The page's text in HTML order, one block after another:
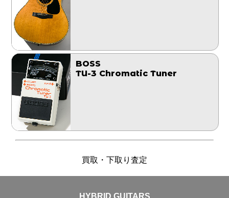
BOSS
TU-3 Chromatic Tuner
買取・下取り査定